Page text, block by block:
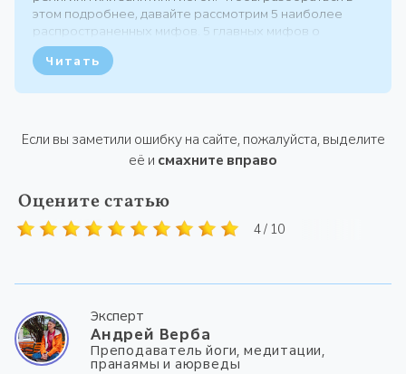
этом подробнее, давайте рассмотрим 5 наиболее
распространенных мифов. 5 главных мифов о
мантрах 1. Мантры предназначены исключительно для
йогов и верующих Практика мантр не ограничена
Читать
Если вы заметили ошибку на сайте, пожалуйста, выделите
её и смахните вправо
Оцените статью
4 / 10
Эксперт
Андрей Верба
Преподаватель йоги, медитации,
пранаямы и аюрведы